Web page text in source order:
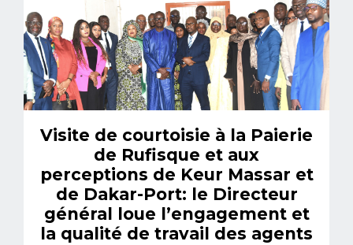
Visite de courtoisie à la Paierie
de Rufisque et aux
perceptions de Keur Massar et
de Dakar-Port: le Directeur
général loue l’engagement et
la qualité de travail des agents